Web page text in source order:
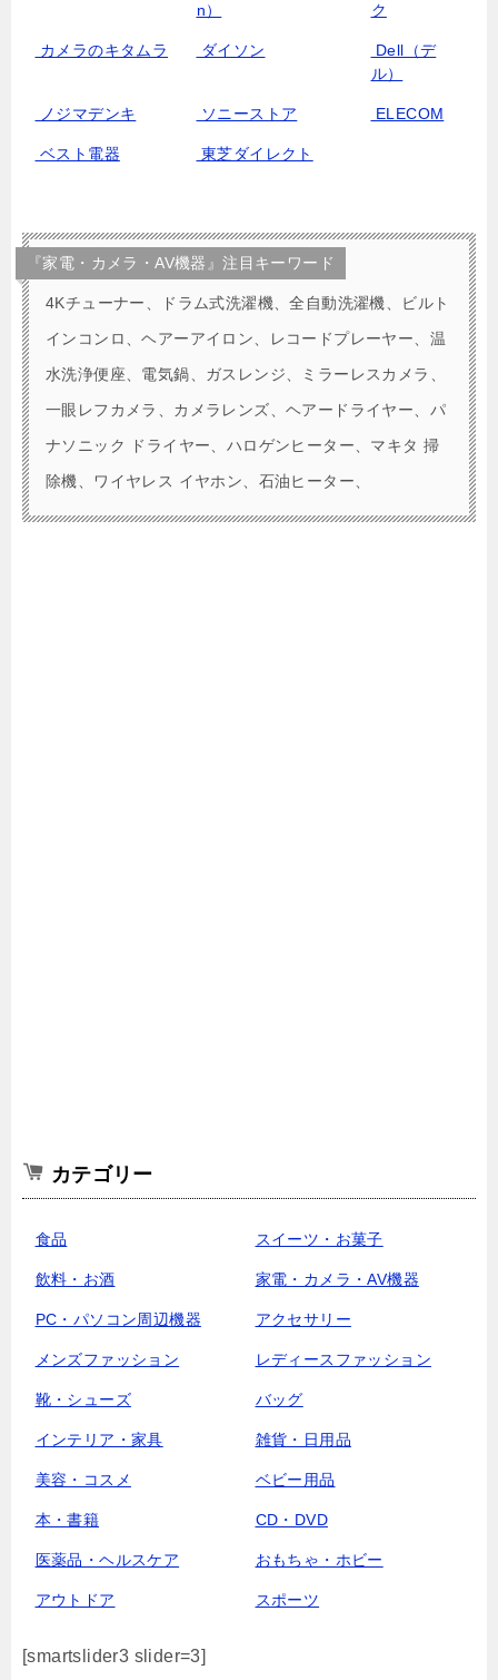
n）
ク
カメラのキタムラ ダイソン
Dell（デ
ル）
ノジマデンキ ソニーストア ELECOM
ベスト電器 東芝ダイレクト
『家電・カメラ・AV機器』注目キーワード
4Kチューナー、ドラム式洗濯機、全自動洗濯機、ビルト
インコンロ、ヘアーアイロン、レコードプレーヤー、温
水洗浄便座、電気鍋、ガスレンジ、ミラーレスカメラ、
一眼レフカメラ、カメラレンズ、ヘアードライヤー、パ
ナソニック ドライヤー、ハロゲンヒーター、マキタ 掃
除機、ワイヤレス イヤホン、石油ヒーター、
カテゴリー
食品 スイーツ・お菓子
飲料・お酒 家電・カメラ・AV機器
PC・パソコン周辺機器 アクセサリー
メンズファッション レディースファッション
靴・シューズ バッグ
インテリア・家具 雑貨・日用品
美容・コスメ ベビー用品
本・書籍 CD・DVD
医薬品・ヘルスケア おもちゃ・ホビー
アウトドア スポーツ
[smartslider3 slider=3]